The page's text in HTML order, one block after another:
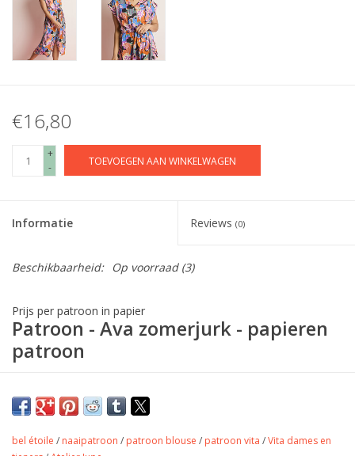
€16,80
+
-
TOEVOEGEN AAN WINKELWAGEN
Informatie Reviews (0)
Beschikbaarheid: Op voorraad(3)
Prijs per patroon in papier
Patroon - Ava zomerjurk - papieren
patroon
Beschrijving
Met de Ava zomerjurk heb je een all-round zomerpatroon aan
je collectie toegevoegd! Ava kan je dragen op een
bel étoile / naaipatroon / patroon blouse / patroon vita /Vita dames en